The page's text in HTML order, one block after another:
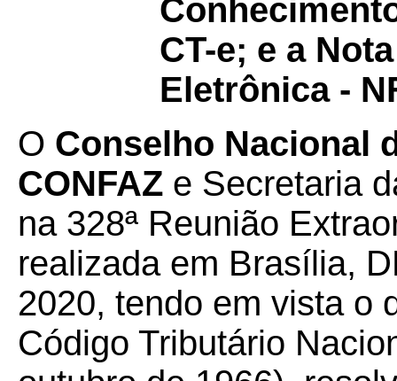
CT-e; e a
Eletrônica -
O Conselho Nacional
CONFAZ e Secretaria
na 328ª Reunião
realizada em Brasília,
2020, tendo em vista o
Código Tributário